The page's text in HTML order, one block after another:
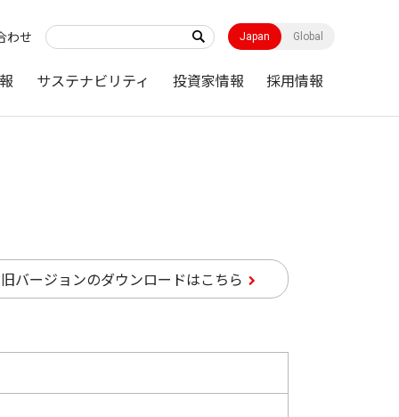
わせ Japan Global
サステナビリティ 投資家情報 採用情報
旧バージョンのダウンロードはこちら